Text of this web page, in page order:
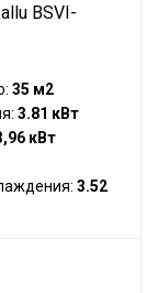
BSVI-
35 м2
3.81 кВт
кВт
3.52